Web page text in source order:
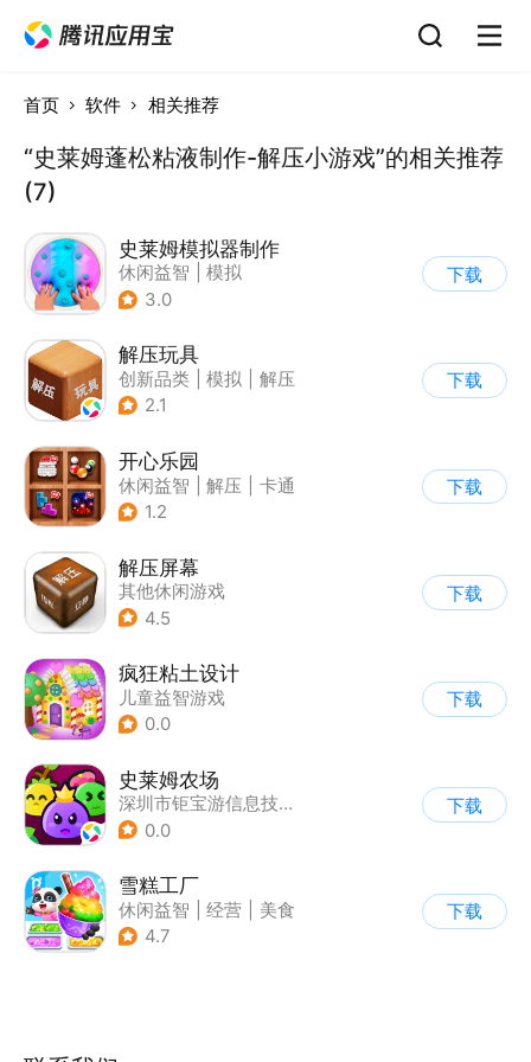
首页 软件 相关推荐
“史莱姆蓬松粘液制作-解压小游戏”的相关推荐
(7)
史莱姆模拟器制作
休闲益智
模拟
| 史莱姆
3.0
下载
解压玩具
创新品类 模拟
解压
| 卡通
2.1
下载
开心乐园
休闲益智 解压
卡通
1.2
下载
解压屏幕
其他休闲游戏
| 功能游戏
4.5
下载
疯狂粘土设计
儿童益智游戏
0.0
下载
史莱姆农场
深圳市钜宝游信息技术有限公司
0.0
下载
雪糕工厂
休闲益智 经营
美食
| 宝宝巴士
4.7
下载